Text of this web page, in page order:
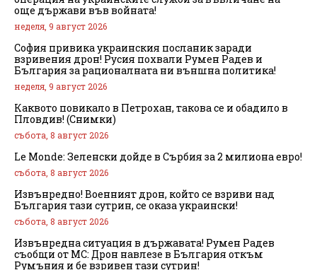
още държави във войната!
неделя, 9 август 2026
София привика украинския посланик заради
взривения дрон! Русия похвали Румен Радев и
България за рационалната ни външна политика!
неделя, 9 август 2026
Каквото повикало в Петрохан, такова се и обадило в
Пловдив! (Снимки)
събота, 8 август 2026
Le Monde: Зеленски дойде в Сърбия за 2 милиона евро!
събота, 8 август 2026
Извънредно! Военният дрон, който се взриви над
България тази сутрин, се оказа украински!
събота, 8 август 2026
Извънредна ситуация в държавата! Румен Радев
съобщи от МС: Дрон навлезе в България откъм
Румъния и бе взривен тази сутрин!